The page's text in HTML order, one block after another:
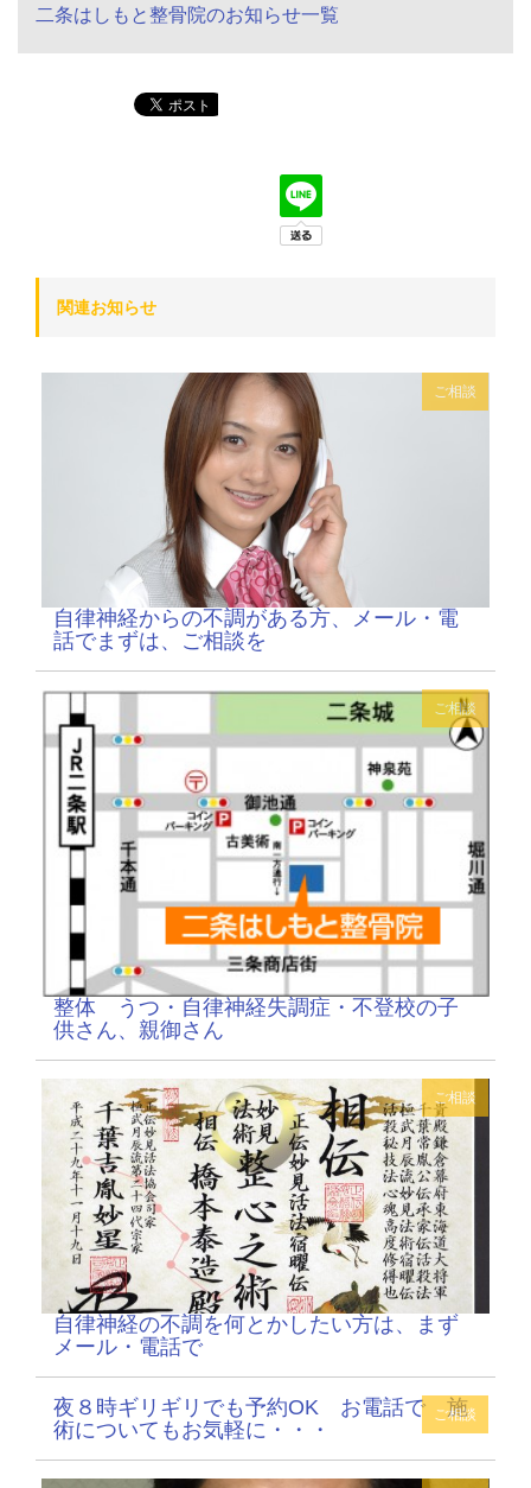
二条はしもと整骨院のお知らせ一覧
関連お知らせ
ご相談
自律神経からの不調がある方、メール・電
話でまずは、ご相談を
ご相談
整体 うつ・自律神経失調症・不登校の子
供さん、親御さん
ご相談
自律神経の不調を何とかしたい方は、まず
メール・電話で
ご相談
夜８時ギリギリでも予約OK お電話で 施
術についてもお気軽に・・・